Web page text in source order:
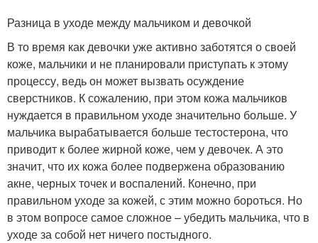
Разница в уходе между мальчиком и девочкой
В то время как девочки уже активно заботятся о своей
коже, мальчики и не планировали приступать к этому
процессу, ведь он может вызвать осуждение
сверстников. К сожалению, при этом кожа мальчиков
нуждается в правильном уходе значительно больше. У
мальчика вырабатывается больше тестостерона, что
приводит к более жирной коже, чем у девочек. А это
значит, что их кожа более подвержена образованию
акне, черных точек и воспалений. Конечно, при
правильном уходе за кожей, с этим можно бороться. Но
в этом вопросе самое сложное – убедить мальчика, что в
уходе за собой нет ничего постыдного.